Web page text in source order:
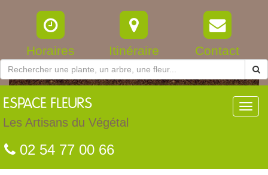
Horaires Itinéraire Contact
ESPACE FLEURS
Les Artisans du Végétal
02 54 77 00 66